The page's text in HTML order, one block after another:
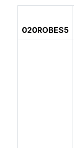
020ROBES5